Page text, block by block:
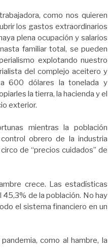
como nos quieren
los gastos extraordinarios
plena ocupación y salarios
familiar total, se pueden
explotando nuestro
del complejo aceitero y
600 dólares la tonelada y
la tierra, la hacienda y el
exterior.
mientras la población
obrero de la industria
de “precios cuidados” de
crece. Las estadísticas
45,3% de la población. No hay
el sistema financiero en un
como al hambre, la